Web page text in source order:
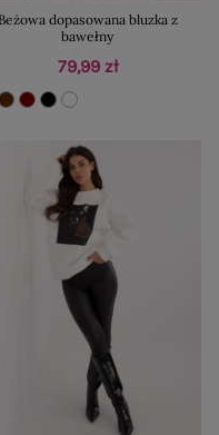
Beżowa dopasowana bluzka z
bawełny
79,99 zł